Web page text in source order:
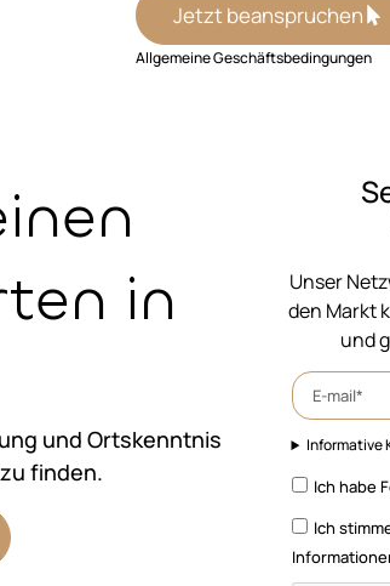
Jetzt beanspruchen
Allgemeine Geschäftsbedingungen
in
und Ortskenntnis
finden.
Unser
den Markt
und
Informative
Ich habe
Ich